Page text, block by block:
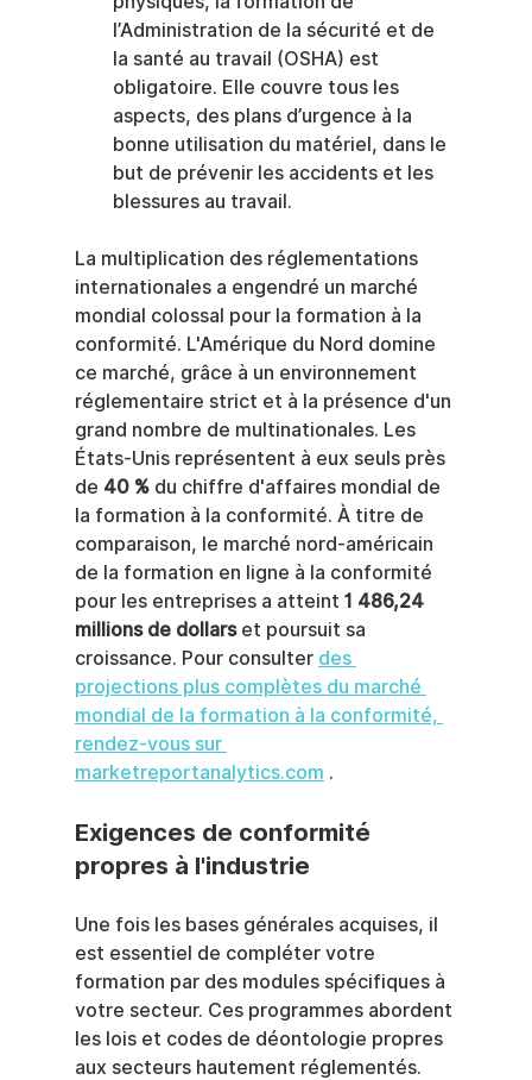
l’Administration de la sécurité et de
la santé au travail (OSHA) est
obligatoire. Elle couvre tous les
aspects, des plans d’urgence à la
bonne utilisation du matériel, dans le
but de prévenir les accidents et les
blessures au travail.
La multiplication des réglementations
internationales a engendré un marché
mondial colossal pour la formation à la
conformité. L'Amérique du Nord domine
ce marché, grâce à un environnement
réglementaire strict et à la présence d'un
grand nombre de multinationales. Les
États-Unis représentent à eux seuls près
de 40 % du chiffre d'affaires mondial de
la formation à la conformité. À titre de
comparaison, le marché nord-américain
de la formation en ligne à la conformité
pour les entreprises a atteint 1 486,24
millions de dollars et poursuit sa
croissance. Pour consulter des
projections plus complètes du marché
mondial de la formation à la conformité,
rendez-vous sur
marketreportanalytics.com .
Exigences de conformité
propres à l'industrie
Une fois les bases générales acquises, il
est essentiel de compléter votre
formation par des modules spécifiques à
votre secteur. Ces programmes abordent
les lois et codes de déontologie propres
aux secteurs hautement réglementés.